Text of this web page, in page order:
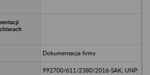
Dokumentacja firmy
992700/611/2380/2016-SAK; UNP: